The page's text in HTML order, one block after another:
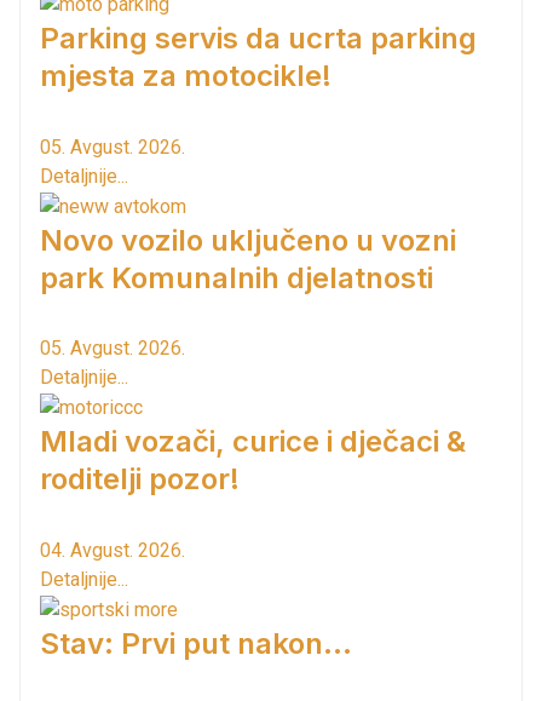
Parking servis da ucrta parking
mjesta za motocikle!
05. Avgust. 2026.
Detaljnije...
Novo vozilo uključeno u vozni
park Komunalnih djelatnosti
05. Avgust. 2026.
Detaljnije...
Mladi vozači, curice i dječaci &
roditelji pozor!
04. Avgust. 2026.
Detaljnije...
Stav: Prvi put nakon…